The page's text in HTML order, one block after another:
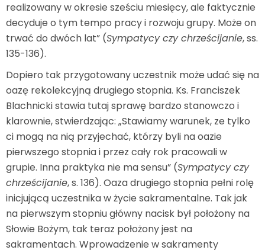
realizowany w okresie sześciu miesięcy, ale faktycznie
decyduje o tym tempo pracy i rozwoju grupy. Może on
trwać do dwóch lat” (Sympatycy czy chrześcijanie, ss.
135-136).
Dopiero tak przygotowany uczestnik może udać się na
oazę rekolekcyjną drugiego stopnia. Ks. Franciszek
Blachnicki stawia tutaj sprawę bardzo stanowczo i
klarownie, stwierdzając: „Stawiamy warunek, ze tylko
ci mogą na nią przyjechać, którzy byli na oazie
pierwszego stopnia i przez cały rok pracowali w
grupie. Inna praktyka nie ma sensu” (Sympatycy czy
chrześcijanie, s. 136). Oaza drugiego stopnia pełni rolę
inicjującą uczestnika w życie sakramentalne. Tak jak
na pierwszym stopniu główny nacisk był położony na
Słowie Bożym, tak teraz położony jest na
sakramentach. Wprowadzenie w sakramenty